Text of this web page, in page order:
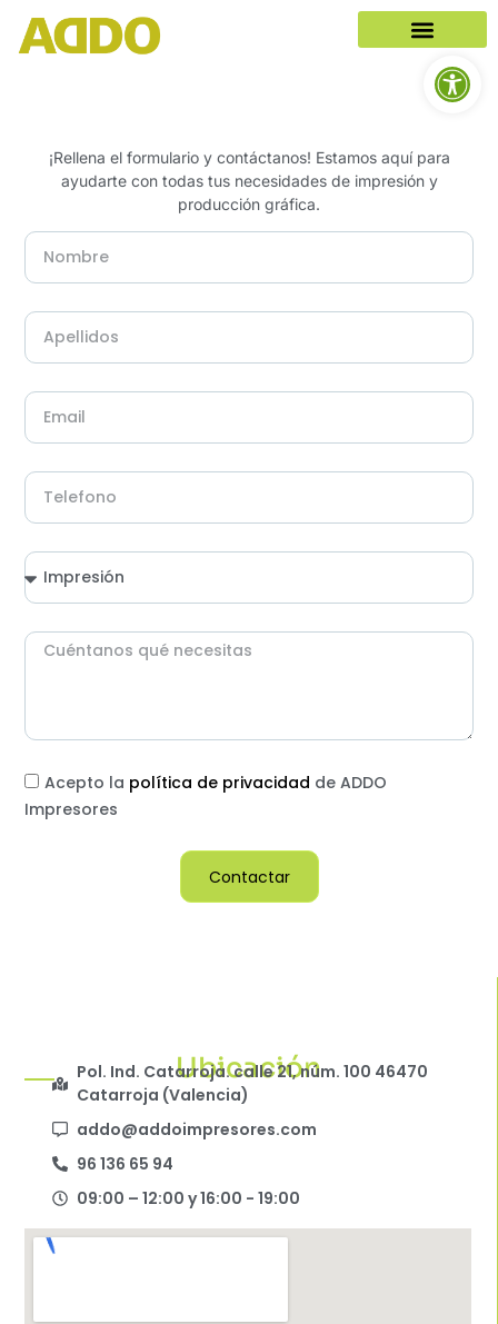
Ubicación
Pol. Ind. Catarroja. calle 21, núm. 100 46470
Catarroja (Valencia)
addo@addoimpresores.com
96 136 65 94
09:00 – 12:00 y 16:00 - 19:00
¡Rellena el formulario y contáctanos! Estamos aquí para
ayudarte con todas tus necesidades de impresión y
producción gráfica.
Acepto la política de privacidad de ADDO
Impresores
Contactar
Abrir